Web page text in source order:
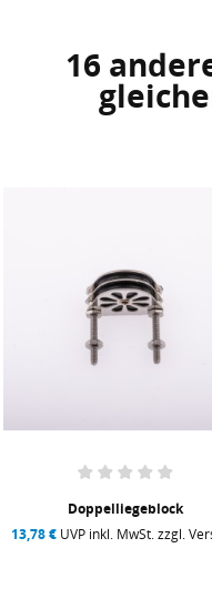
16
Doppelliegeblock
13,78 €UVP inkl. MwSt. zzgl.